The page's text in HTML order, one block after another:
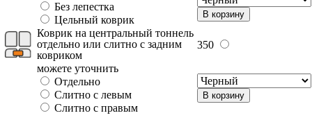
Без лепестка
Цельный коврик
В корзину
Коврик на центральный тоннель
отдельно или слитно с задним
ковриком
350
можете уточнить
Отдельно
Слитно с левым
Слитно с правым
В корзину